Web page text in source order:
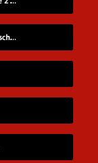
Attraktiveres Double zum Klassentreffen schicken